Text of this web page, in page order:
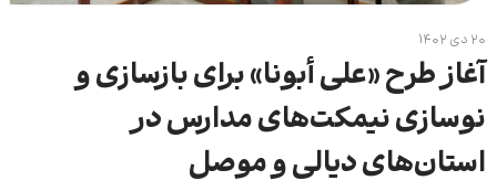
۲۰ دی ۱۴۰۲
آغاز طرح «علی أبونا» برای بازسازی و
نوسازی نیمکت‌های مدارس در
استان‌های دیالی و موصل